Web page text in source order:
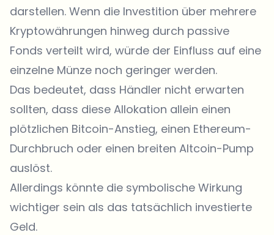
darstellen. Wenn die Investition über mehrere
Kryptowährungen hinweg durch passive
Fonds verteilt wird, würde der Einfluss auf eine
einzelne Münze noch geringer werden.
Das bedeutet, dass Händler nicht erwarten
sollten, dass diese Allokation allein einen
plötzlichen Bitcoin-Anstieg, einen Ethereum-
Durchbruch oder einen breiten Altcoin-Pump
auslöst.
Allerdings könnte die symbolische Wirkung
wichtiger sein als das tatsächlich investierte
Geld.